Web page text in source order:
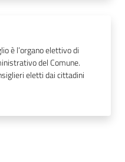
è l’organo elettivo di
del Comune.
eletti dai cittadini